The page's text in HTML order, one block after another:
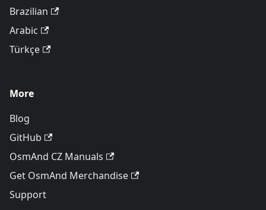
Brazilian
Arabic
Türkçe
More
Blog
GitHub
OsmAnd CZ Manuals
Get OsmAnd Merchandise
Support